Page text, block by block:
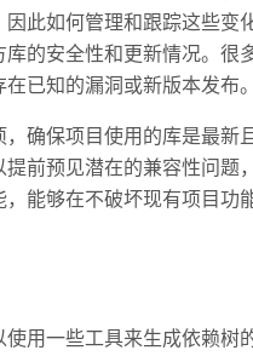
此如何管理和跟踪这些变
的安全性和更新情况。很
已知的漏洞或新版本发布。
确保项目使用的库是最新
前预见潜在的兼容性问题
能够在不破坏现有项目功
用一些工具来生成依赖树